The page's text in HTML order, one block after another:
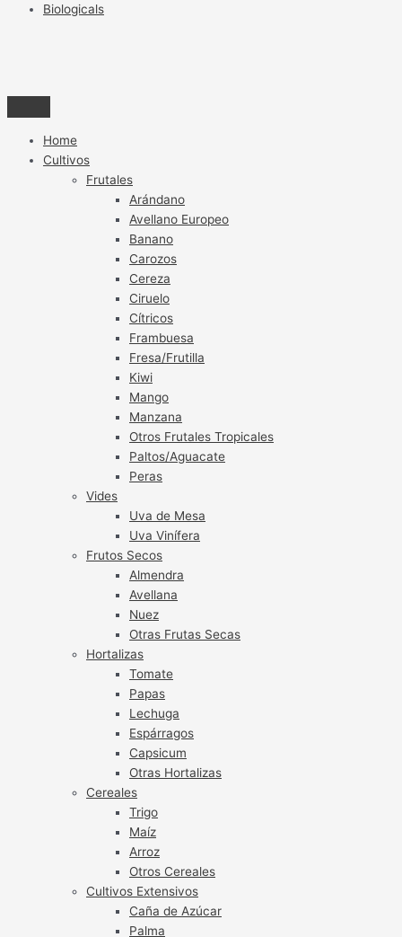
Biologicals
Home
Cultivos
Frutales
Arándano
Avellano Europeo
Banano
Carozos
Cereza
Ciruelo
Cítricos
Frambuesa
Fresa/Frutilla
Kiwi
Mango
Manzana
Otros Frutales Tropicales
Paltos/Aguacate
Peras
Vides
Uva de Mesa
Uva Vinífera
Frutos Secos
Almendra
Avellana
Nuez
Otras Frutas Secas
Hortalizas
Tomate
Papas
Lechuga
Espárragos
Capsicum
Otras Hortalizas
Cereales
Trigo
Maíz
Arroz
Otros Cereales
Cultivos Extensivos
Caña de Azúcar
Palma